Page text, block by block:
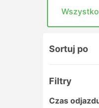
Wszystko
Sortuj po
Filtry
Czas